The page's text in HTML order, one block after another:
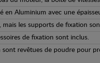
en Aluminium avec une
mais les supports de fixation
de fixation sont inclus.
sont revêtues de poudre pour